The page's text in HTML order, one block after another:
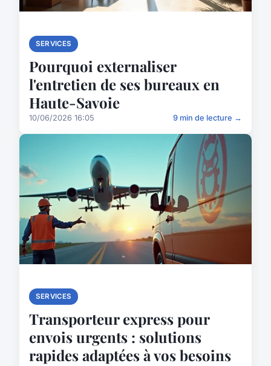
SERVICES
Pourquoi externaliser
l'entretien de ses bureaux en
Haute-Savoie
10/06/2026 16:05 9 min de lecture →
SERVICES
Transporteur express pour
envois urgents : solutions
rapides adaptées à vos besoins